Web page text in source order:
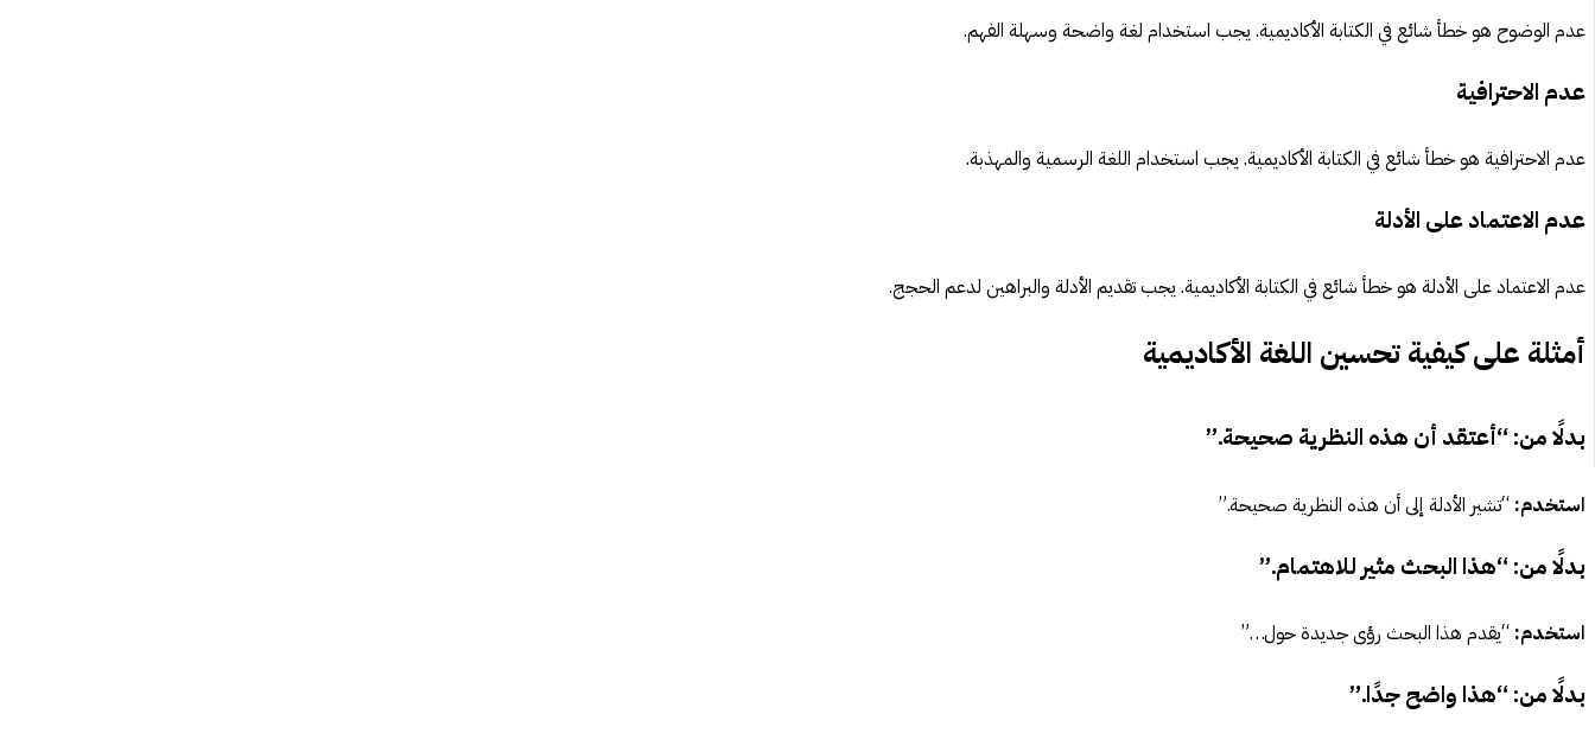
عدم الوضوح هو خطأ شائع في الكتابة الأكاديمية. يجب استخدام لغة واضحة وسهلة الفهم.
عدم الاحترافية
عدم الاحترافية هو خطأ شائع في الكتابة الأكاديمية. يجب استخدام اللغة الرسمية والمهذبة.
عدم الاعتماد على الأدلة
عدم الاعتماد على الأدلة هو خطأ شائع في الكتابة الأكاديمية. يجب تقديم الأدلة والبراهين لدعم الحجج.
أمثلة على كيفية تحسين اللغة الأكاديمية
بدلًا من: “أعتقد أن هذه النظرية صحيحة.”
استخدم: “تشير الأدلة إلى أن هذه النظرية صحيحة.”
بدلًا من: “هذا البحث مثير للاهتمام.”
استخدم: “يقدم هذا البحث رؤى جديدة حول…”
بدلًا من: “هذا واضح جدًا.”